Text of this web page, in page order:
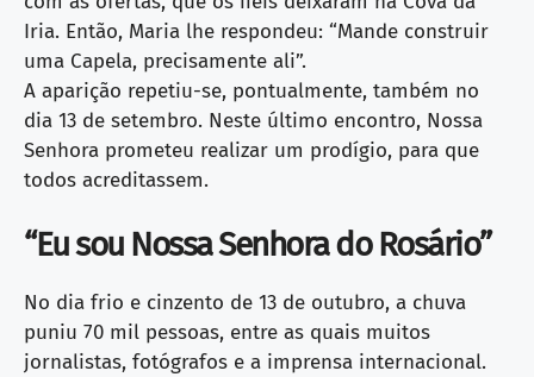
Iria. Então, Maria lhe respondeu: “Mande construir
uma Capela, precisamente ali”.
A aparição repetiu-se, pontualmente, também no
dia 13 de setembro. Neste último encontro, Nossa
Senhora prometeu realizar um prodígio, para que
todos acreditassem.
“Eu sou Nossa Senhora do Rosário”
No dia frio e cinzento de 13 de outubro, a chuva
puniu 70 mil pessoas, entre as quais muitos
jornalistas, fotógrafos e a imprensa internacional.